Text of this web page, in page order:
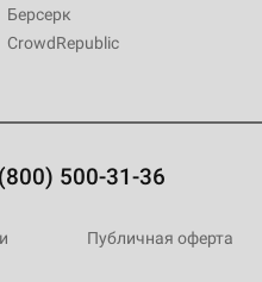
Берсерк
CrowdRepublic
500-31-36
Публичная оферта